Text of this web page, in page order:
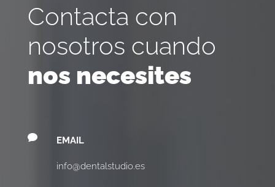
Contacta con
nosotros cuando
nos necesites
 EMAIL
info@dentalstudio.es